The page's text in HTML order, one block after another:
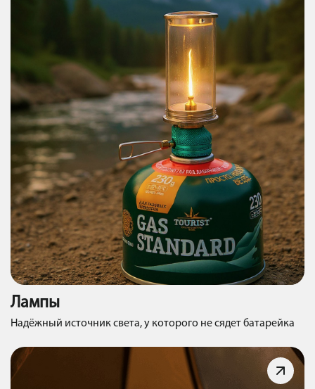
Лампы
Надёжный источник света, у которого не сядет батарейка